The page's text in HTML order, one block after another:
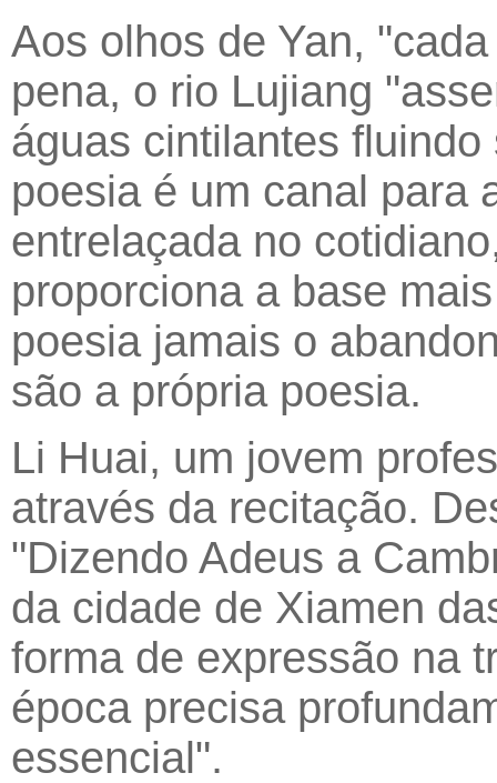
Aos olhos de Yan,
pena, o rio Lujiang
águas cintilantes
poesia é um canal para
entrelaçada no
proporciona a base
poesia jamais o
são a própria poesia.
Li Huai, um jovem
através da recitação.
"Dizendo Adeus a
da cidade de Xiamen
forma de expressão na
época precisa
essencial".